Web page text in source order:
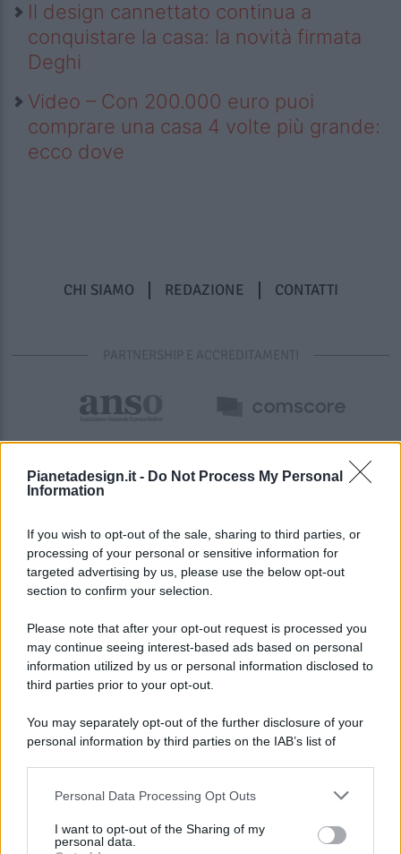
Pianetadesign.it - Do Not Process My Personal
Information
If you wish to opt-out of the sale, sharing to third parties, or
processing of your personal or sensitive information for
targeted advertising by us, please use the below opt-out
section to confirm your selection.
Please note that after your opt-out request is processed you
may continue seeing interest-based ads based on personal
information utilized by us or personal information disclosed to
third parties prior to your opt-out.
You may separately opt-out of the further disclosure of your
personal information by third parties on the IAB’s list of
This information may also be disclosed by us to third parties
disclose it to other third parties.
Personal Data Processing Opt Outs
I want to opt-out of the Sharing of my
personal data.
Il design cannettato continua a
conquistare la casa: la novità firmata
Deghi
Video – Con 200.000 euro puoi
comprare una casa 4 volte più grande:
ecco dove
CHI SIAMO REDAZIONE CONTATTI
PARTNERSHIP E ACCREDITAMENTI
© 2026 - Pianeta Design - P.IVA 04827280654 - Testata
Registrata Al Tribunale Di Nocera Inferiore N. 8/2020 - RG N.
ISCRIZIONE AL ROC N. 35792 – ISCRITTA ALL’ANSO
(ASSOCIAZIONE NAZIONALE STAMPA ONLINE)
PREFERENZE PRIVACY